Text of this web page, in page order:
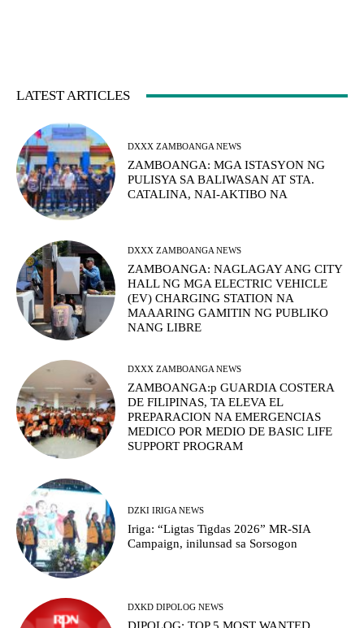
LATEST ARTICLES
DXXX ZAMBOANGA NEWS
ZAMBOANGA: MGA ISTASYON NG
PULISYA SA BALIWASAN AT STA.
CATALINA, NAI-AKTIBO NA
DXXX ZAMBOANGA NEWS
ZAMBOANGA: NAGLAGAY ANG CITY
HALL NG MGA ELECTRIC VEHICLE
(EV) CHARGING STATION NA
MAAARING GAMITIN NG PUBLIKO
NANG LIBRE
DXXX ZAMBOANGA NEWS
ZAMBOANGA:p GUARDIA COSTERA
DE FILIPINAS, TA ELEVA EL
PREPARACION NA EMERGENCIAS
MEDICO POR MEDIO DE BASIC LIFE
SUPPORT PROGRAM
DZKI IRIGA NEWS
Iriga: “Ligtas Tigdas 2026” MR-SIA
Campaign, inilunsad sa Sorsogon
DXKD DIPOLOG NEWS